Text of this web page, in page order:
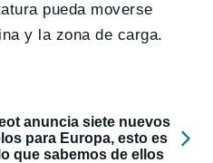
pueda moverse
y la zona de carga.
anuncia siete nuevos
para Europa, esto es
que sabemos de ellos